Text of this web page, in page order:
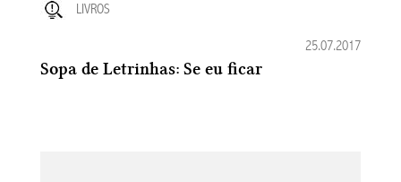
LIVROS
25.07.2017
Sopa de Letrinhas: Se eu ficar